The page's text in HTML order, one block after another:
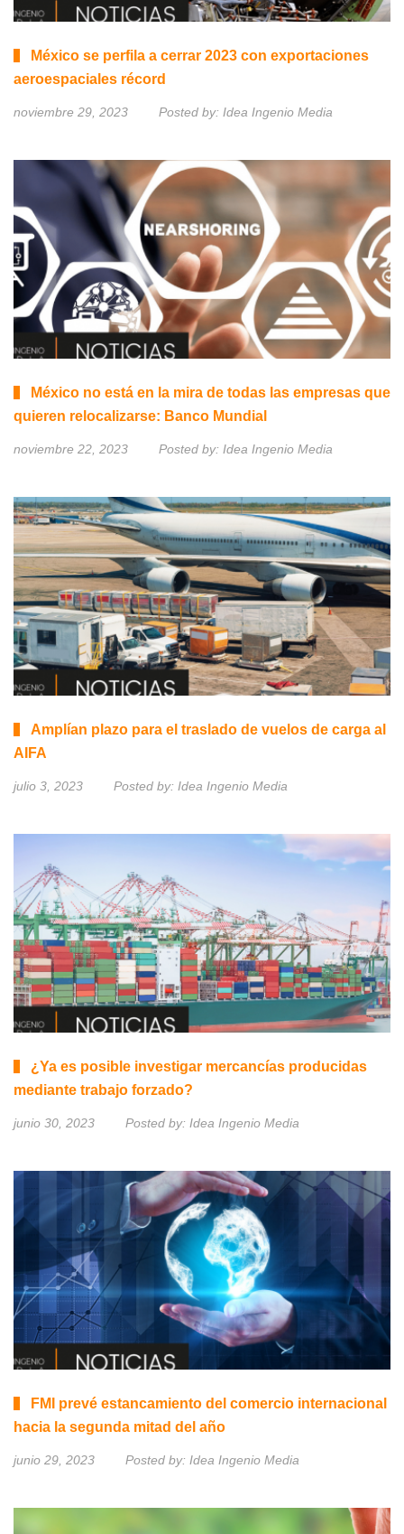
México se perfila a cerrar 2023 con exportaciones
aeroespaciales récord
noviembre 29, 2023 Posted by: Idea Ingenio Media
México no está en la mira de todas las empresas que
quieren relocalizarse: Banco Mundial
noviembre 22, 2023 Posted by: Idea Ingenio Media
Amplían plazo para el traslado de vuelos de carga al
AIFA
julio 3, 2023 Posted by: Idea Ingenio Media
¿Ya es posible investigar mercancías producidas
mediante trabajo forzado?
junio 30, 2023 Posted by: Idea Ingenio Media
FMI prevé estancamiento del comercio internacional
hacia la segunda mitad del año
junio 29, 2023 Posted by: Idea Ingenio Media